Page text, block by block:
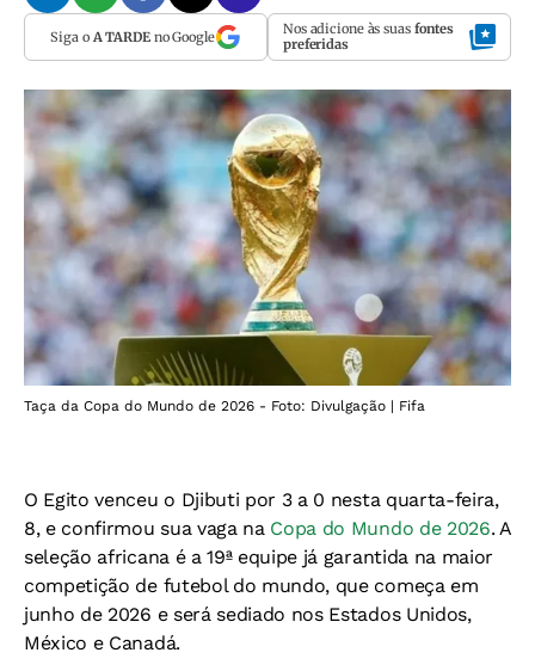
Siga o A TARDEno Google Nos adicione às suas fontes
preferidas
Taça da Copa do Mundo de 2026 - Foto: Divulgação | Fifa
O Egito venceu o Djibuti por 3 a 0 nesta quarta-feira,
8, e confirmou sua vaga na Copa do Mundo de 2026. A
seleção africana é a 19ª equipe já garantida na maior
competição de futebol do mundo, que começa em
junho de 2026 e será sediado nos Estados Unidos,
México e Canadá.